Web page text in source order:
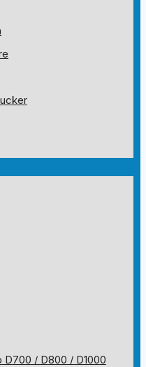
D700 / D800 / D1000